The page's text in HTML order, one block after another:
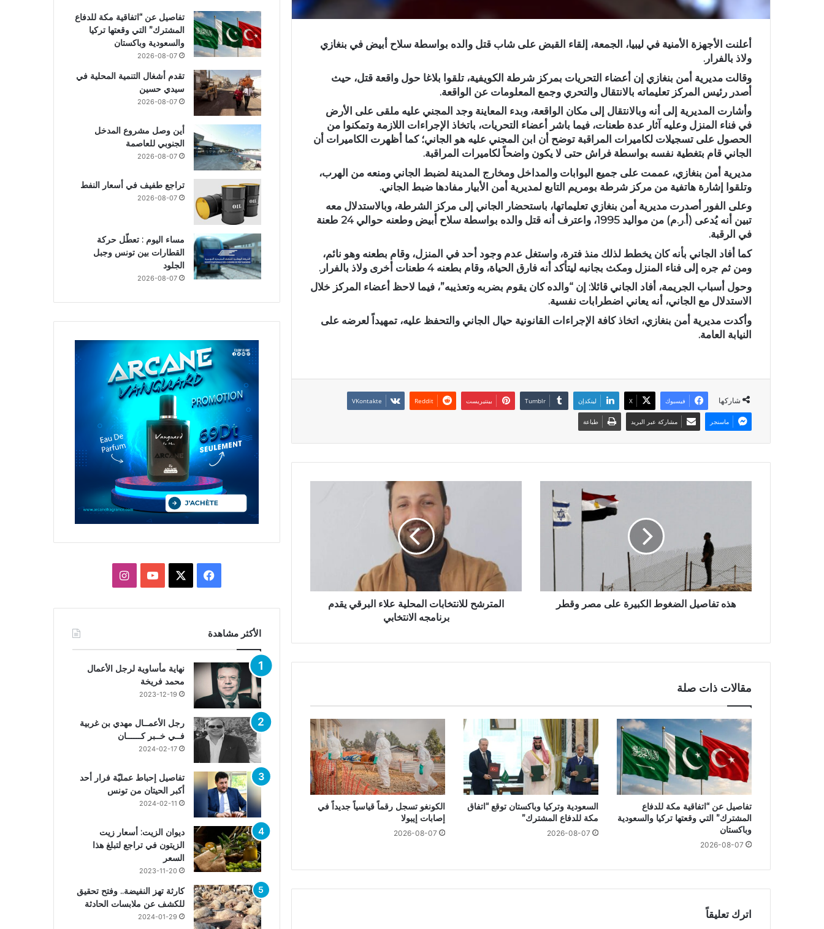
أعلنت الأجهزة الأمنية في ليبيا، الجمعة، إلقاء القبض على شاب قتل والده بواسطة سلاح أبيض في بنغازي
ولاذ بالفرار.
وقالت مديرية أمن بنغازي إن أعضاء التحريات بمركز شرطة الكويفية، تلقوا بلاغا حول واقعة قتل، حيث
أصدر رئيس المركز تعليماته بالانتقال والتحري وجمع المعلومات عن الواقعة.
وأشارت المديرية إلى أنه وبالانتقال إلى مكان الواقعة، وبدء المعاينة وجد المجني عليه ملقى على الأرض
في فناء المنزل وعليه آثار عدة طعنات، فيما باشر أعضاء التحريات، باتخاذ الإجراءات اللازمة وتمكنوا من
الحصول على تسجيلات لكاميرات المراقبة توضح أن ابن المجني عليه هو الجاني؛ كما أظهرت الكاميرات أن
الجاني قام بتغطية نفسه بواسطة فراش حتى لا يكون واضحاً لكاميرات المراقبة.
مديرية أمن بنغازي، عممت على جميع البوابات والمداخل ومخارج المدينة لضبط الجاني ومنعه من الهرب،
وتلقوا إشارة هاتفية من مركز شرطة بومريم التابع لمديرية أمن الأبيار مفادها ضبط الجاني.
وعلى الفور أصدرت مديرية أمن بنغازي تعليماتها، باستحضار الجاني إلى مركز الشرطة، وبالاستدلال معه
تبين أنه يُدعى (أ.ر.م) من مواليد 1995، واعترف أنه قتل والده بواسطة سلاح أبيض وطعنه حوالي 24 طعنة
في الرقبة.
كما أفاد الجاني بأنه كان يخطط لذلك منذ فترة، واستغل عدم وجود أحد في المنزل، وقام بطعنه وهو نائم،
ومن ثم جره إلى فناء المنزل ومكث بجانبه ليتأكد أنه فارق الحياة، وقام بطعنه 4 طعنات أخرى ولاذ بالفرار.
وحول أسباب الجريمة، أفاد الجاني قائلا: إن “والده كان يقوم بضربه وتعذيبه”، فيما لاحظ أعضاء المركز خلال
الاستدلال مع الجاني، أنه يعاني اضطرابات نفسية.
وأكدت مديرية أمن بنغازي، اتخاذ كافة الإجراءات القانونية حيال الجاني والتحفظ عليه، تمهيداً لعرضه على
النيابة العامة.
شاركها فيسبوك X لينكدإن بينتيريست
ماسنجر مشاركة عبر البريد طباعة
هذه تفاصيل الضغوط الكبيرة على مصر وقطر
المترشح للانتخابات المحلية علاء البرقي يقدم
برنامجه الانتخابي
مقالات ذات صلة
تفاصيل عن “اتفاقية مكة للدفاع
المشترك” التي وقعتها تركيا والسعودية
وباكستان
2026-08-07
السعودية وتركيا وباكستان توقع “اتفاق
مكة للدفاع المشترك”
2026-08-07
الكونغو تسجل رقماً قياسياً جديداً في
إصابات إيبولا
2026-08-07
اترك تعليقاً
تفاصيل عن “اتفاقية مكة للدفاع
المشترك” التي وقعتها تركيا
والسعودية وباكستان
2026-08-07
تقدم أشغال التنمية المحلية في
سيدي حسين
2026-08-07
أين وصل مشروع المدخل
الجنوبي للعاصمة
2026-08-07
تراجع طفيف في أسعار النفط
2026-08-07
مساء اليوم : تعطّل حركة
القطارات بين تونس وجبل
الجلود
2026-08-07
فيسبوك يوتيوبانستقرام
الأكثر مشاهدة
نهاية مأساوية لرجل الأعمال
محمد فريخة
2023-12-19
رجل الأعمــال مهدي بن غربية
فــي خــبر كــــــان
2024-02-17
تفاصيل إحباط عمليّة فرار أحد
أكبر الحيتان من تونس
2024-02-11
ديوان الزيت: أسعار زيت
الزيتون في تراجع لتبلغ هذا
السعر
2023-11-20
كارثة تهز النفيضة.. وفتح تحقيق
للكشف عن ملابسات الحادثة
2024-01-29